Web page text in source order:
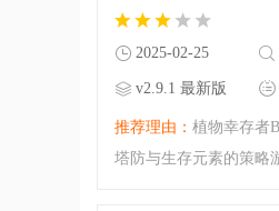
2025-02-25
v2.9.1 最新版
推荐理由： 植物幸存者
塔防与生存元素的策略